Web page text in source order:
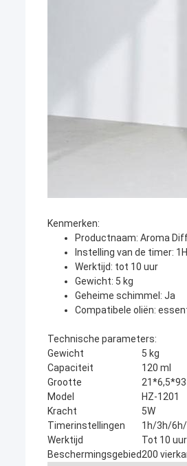
Kenmerken:
Productnaam: Aroma
Instelling van de timer:
Werktijd: tot 10 uur
Gewicht: 5 kg
Geheime schimmel: Ja
Compatibele oliën:
Technische parameters:
Gewicht
5 kg
Capaciteit
120 ml
Grootte
Model
HZ-1201
Kracht
5W
Timerinstellingen
1h/3h/
Werktijd
Tot 10 uur
Beschermingsgebied200